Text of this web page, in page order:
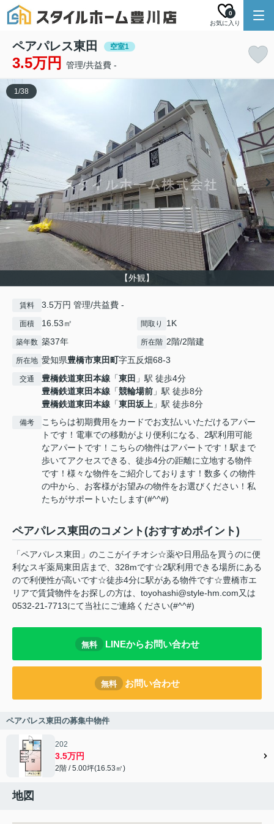
お気に入り
0
ペアパレス東田 空室1
3.5万円 管理/共益費 -
【外観】
1/38
賃料 3.5万円 管理/共益費 -
面積 16.53㎡ 間取り 1K
築年数 築37年 所在階 2階/2階建
所在地 愛知県豊橋市東田町字五反畑68-3
交通 豊橋鉄道東田本線 「東田 」駅 徒歩4分
豊橋鉄道東田本線 「競輪場前 」駅 徒歩8分
豊橋鉄道東田本線 「東田坂上 」駅 徒歩8分
備考
こちらは初期費用をカードでお支払いいただけるアパー
トです！電車での移動がより便利になる、2駅利用可能
なアパートです！こちらの物件はアパートです！駅まで
歩いてアクセスできる、徒歩4分の距離に立地する物件
です！様々な物件をご紹介しております！数多くの物件
の中から、お客様がお望みの物件をお選びください！私
たちがサポートいたします(#^^#)
ペアパレス東田のコメント(おすすめポイント)
「ペアパレス東田」のここがイチオシ☆薬や日用品を買うのに便
利なスギ薬局東田店まで、328mです☆2駅利用できる場所にある
ので利便性が高いです☆徒歩4分に駅がある物件です☆豊橋市エ
リアで賃貸物件をお探しの方は、toyohashi@style-hm.com又は
0532-21-7713にて当社にご連絡ください(#^^#)
無料 LINEからお問い合わせ
無料 お問い合わせ
ペアパレス東田の募集中物件
202
3.5万円
2階 / 5.00坪(16.53㎡)
地図